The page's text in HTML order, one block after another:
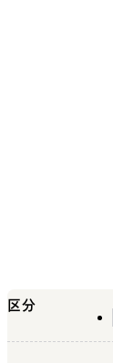
区分